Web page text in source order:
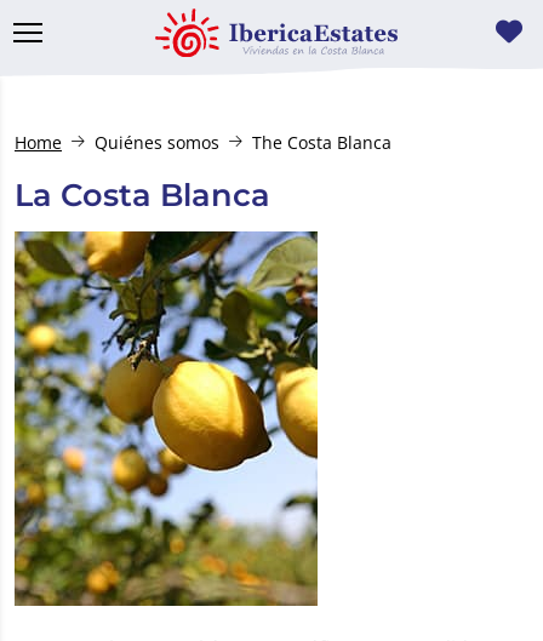
Home Quiénes somos The Costa Blanca
La Costa Blanca